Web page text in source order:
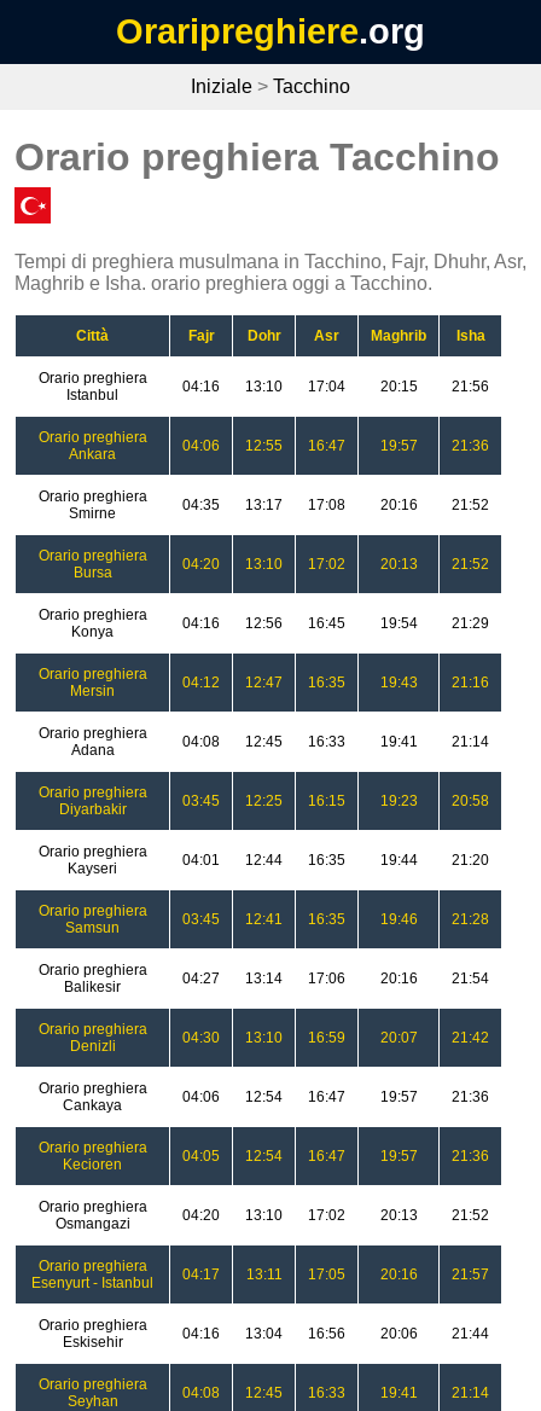
Oraripreghiere.org
Iniziale > Tacchino
Orario preghiera Tacchino
Tempi di preghiera musulmana in Tacchino, Fajr, Dhuhr, Asr,
Maghrib e Isha. orario preghiera oggi a Tacchino.
Città Fajr Dohr Asr Maghrib Isha
Orario preghiera
Istanbul
04:16 13:10 17:04 20:15 21:56
Orario preghiera
Ankara
04:06 12:55 16:47 19:57 21:36
Orario preghiera
Smirne
04:35 13:17 17:08 20:16 21:52
Orario preghiera
Bursa
04:20 13:10 17:02 20:13 21:52
Orario preghiera
Konya
04:16 12:56 16:45 19:54 21:29
Orario preghiera
Mersin
04:12 12:47 16:35 19:43 21:16
Orario preghiera
Adana
04:08 12:45 16:33 19:41 21:14
Orario preghiera
Diyarbakir
03:45 12:25 16:15 19:23 20:58
Orario preghiera
Kayseri
04:01 12:44 16:35 19:44 21:20
Orario preghiera
Samsun
03:45 12:41 16:35 19:46 21:28
Orario preghiera
Balikesir
04:27 13:14 17:06 20:16 21:54
Orario preghiera
Denizli
04:30 13:10 16:59 20:07 21:42
Orario preghiera
Cankaya
04:06 12:54 16:47 19:57 21:36
Orario preghiera
Kecioren
04:05 12:54 16:47 19:57 21:36
Orario preghiera
Osmangazi
04:20 13:10 17:02 20:13 21:52
Orario preghiera
Esenyurt - Istanbul
04:17 13:11 17:05 20:16 21:57
Orario preghiera
Eskisehir
04:16 13:04 16:56 20:06 21:44
Orario preghiera
Seyhan
04:08 12:45 16:33 19:41 21:14